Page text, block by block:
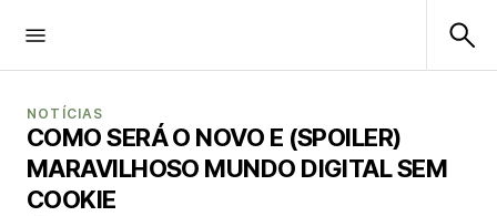
NOTÍCIAS
COMO SERÁ O NOVO E (SPOILER)
MARAVILHOSO MUNDO DIGITAL SEM
COOKIE